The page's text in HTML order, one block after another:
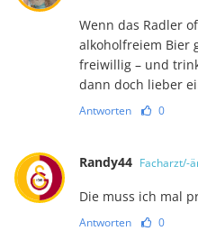
Wenn das Radler
alkoholfreiem Bier
freiwillig – und
dann doch lieber
Antworten 0
Randy44 Facharzt/-
Die muss ich mal
Antworten 0